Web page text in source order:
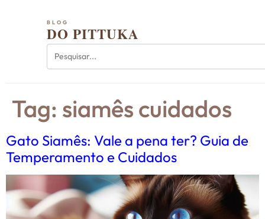
BLOG
DO PITTUKA
Tag: siamês cuidados
Gato Siamês: Vale a pena ter? Guia de
Temperamento e Cuidados